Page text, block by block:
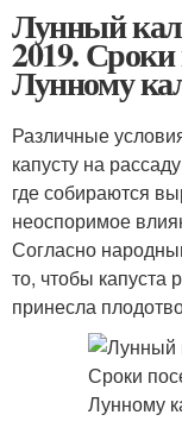
Лунный
2019.
Лунному
Различные
капусту на
где собираются
неоспоримое
Согласно
то, чтобы капуста
принесла